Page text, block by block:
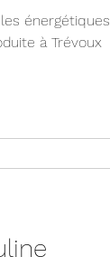
énergétiques
à Trévoux